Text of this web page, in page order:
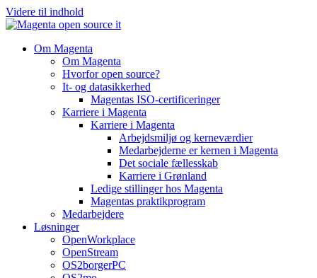
Videre til indhold
Om Magenta
Om Magenta
Hvorfor open source?
It- og datasikkerhed
Magentas ISO-certificeringer
Karriere i Magenta
Karriere i Magenta
Arbejdsmiljø og kerneværdier
Medarbejderne er kernen i Magenta
Det sociale fællesskab
Karriere i Grønland
Ledige stillinger hos Magenta​
Magentas praktikprogram
Medarbejdere
Løsninger
OpenWorkplace
OpenStream
OS2borgerPC